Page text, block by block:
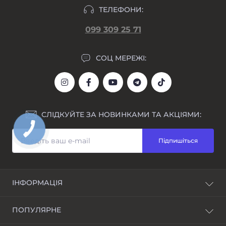
ТЕЛЕФОНИ:
099 309 25 71
СОЦ МЕРЕЖІ:
СЛІДКУЙТЕ ЗА НОВИНКАМИ ТА АКЦІЯМИ:
Підпишіться
ІНФОРМАЦІЯ
Awarder - бренд наручних годинників
ПОПУЛЯРНЕ